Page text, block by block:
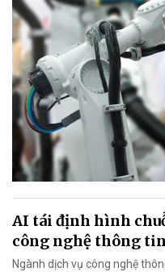
AI tái định hình
công nghệ thông tin
Ngành dịch vụ công nghệ